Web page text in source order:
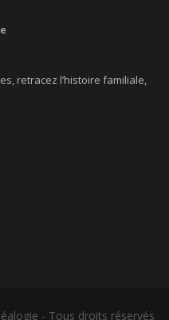
retracez l’histoire familiale,
- Tous droits réservés